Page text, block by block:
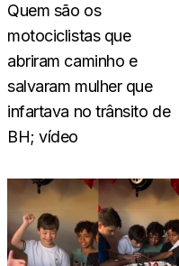
Quem são os
motociclistas que
abriram caminho e
salvaram mulher que
infartava no trânsito de
BH; vídeo